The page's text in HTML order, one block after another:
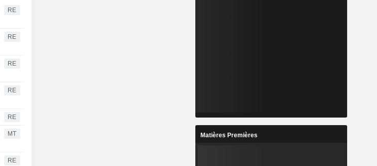
RE
RE
RE
RE
RE
MT
RE
Matières Premières